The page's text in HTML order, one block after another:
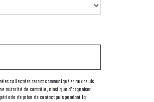
collectées seront communiquées aux seuls
autorité de contrôle, ainsi que d’organiser
de prise de contact puis pendant la